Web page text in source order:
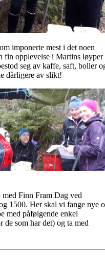
imponerte mest i det noen
fin opplevelse i Martins løyper
seg av kaffe, saft, boller
dårligere av slikt!
Finn Fram Dag ved
1500. Her skal vi fange nye
med påfølgende enkel
som har det) og ta med